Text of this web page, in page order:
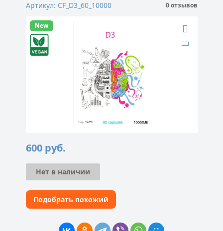
Артикул: CF_D3_60_10000 0 отзывов
New
600 руб.
Нет в наличии
Подобрать похожий